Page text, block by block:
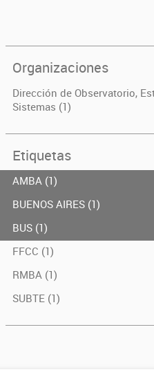
Organizaciones
Dirección de Observatorio,
Sistemas (1)
Etiquetas
AMBA (1)
BUENOS AIRES (1)
BUS (1)
FFCC (1)
RMBA (1)
SUBTE (1)